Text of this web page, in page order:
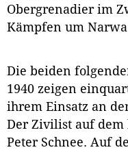
Obergrenadier im
Kämpfen um
Die beiden
1940 zeigen
ihrem Einsatz an
Der Zivilist auf
Peter Schnee. Auf